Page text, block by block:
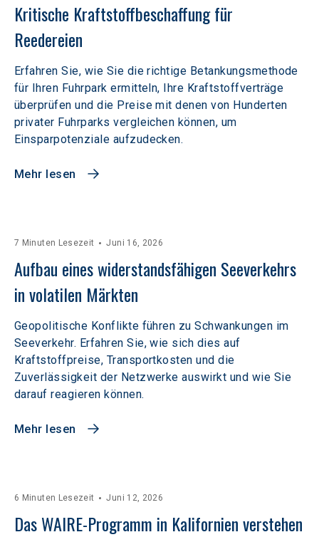
Kritische Kraftstoffbeschaffung für
Reedereien
Erfahren Sie, wie Sie die richtige Betankungsmethode
für Ihren Fuhrpark ermitteln, Ihre Kraftstoffverträge
überprüfen und die Preise mit denen von Hunderten
privater Fuhrparks vergleichen können, um
Einsparpotenziale aufzudecken.
Mehr lesen
7 Minuten Lesezeit Juni 16, 2026
Aufbau eines widerstandsfähigen Seeverkehrs
in volatilen Märkten
Geopolitische Konflikte führen zu Schwankungen im
Seeverkehr. Erfahren Sie, wie sich dies auf
Kraftstoffpreise, Transportkosten und die
Zuverlässigkeit der Netzwerke auswirkt und wie Sie
darauf reagieren können.
Mehr lesen
6 Minuten Lesezeit Juni 12, 2026
Das WAIRE-Programm in Kalifornien verstehen